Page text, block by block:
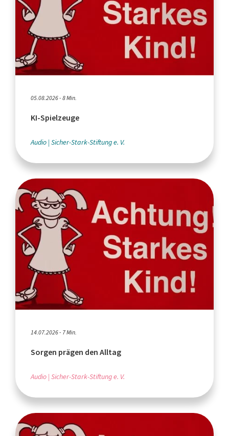
05.08.2026 - 8 Min.
KI-Spielzeuge
Audio Sicher-Stark-Stiftung e. V.
14.07.2026 - 7 Min.
Sorgen prägen den Alltag
Audio Sicher-Stark-Stiftung e. V.